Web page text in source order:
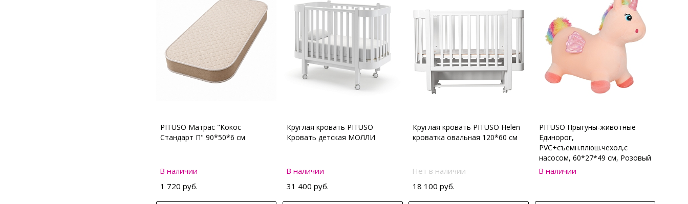
PITUSO Матрас "Кокос
Стандарт П" 90*50*6 см
В наличии
1 720 руб.
Круглая кровать PITUSO
Кровать детская МОЛЛИ
В наличии
31 400 руб.
Круглая кровать PITUSO Helen
кроватка овальная 120*60 см
Нет в наличии
18 100 руб.
PITUSO Прыгуны-животные
Единорог,
PVC+съемн.плюш.чехол,с
насосом, 60*27*49 см, Розовый
В наличии